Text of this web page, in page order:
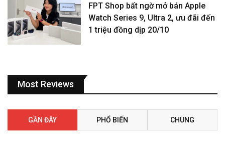
FPT Shop bất ngờ mở bán Apple
Watch Series 9, Ultra 2, ưu đãi đến
1 triệu đồng dịp 20/10
Most Reviews
GẦN ĐÂY PHỔ BIẾN CHUNG